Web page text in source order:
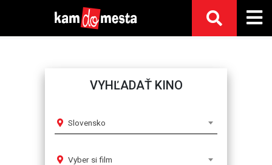
VYHĽADAŤ KINO
Slovensko
Vyber si film